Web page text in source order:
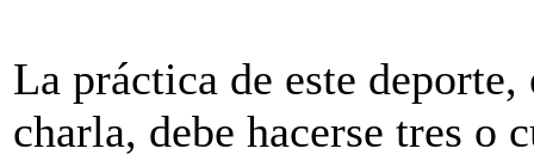
La práctica de este
charla, debe hacerse tres o